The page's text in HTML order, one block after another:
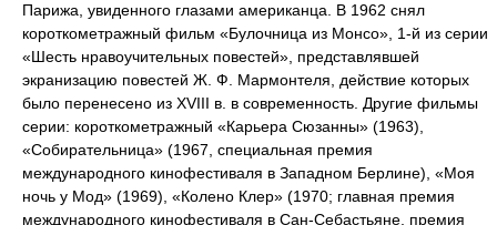
Парижа, увиденного глазами американца. В 1962 снял
короткометражный фильм «Булочница из Монсо», 1-й из серии
«Шесть нравоучительных повестей», представлявшей
экранизацию повестей Ж. Ф. Мармонтеля, действие которых
было перенесено из XVIII в. в современность. Другие фильмы
серии: короткометражный «Карьера Сюзанны» (1963),
«Собирательница» (1967, специальная премия
международного кинофестиваля в Западном Берлине), «Моя
ночь у Мод» (1969), «Колено Клер» (1970; главная премия
международного кинофестиваля в Сан-Себастьяне, премия